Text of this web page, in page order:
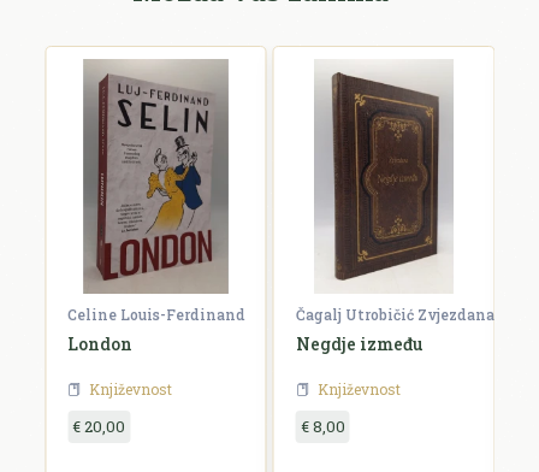
Celine Louis-Ferdinand
London
Književnost
€ 20,00
Čagalj Utrobičić Zvjezdana
Negdje između
Književnost
€ 8,00